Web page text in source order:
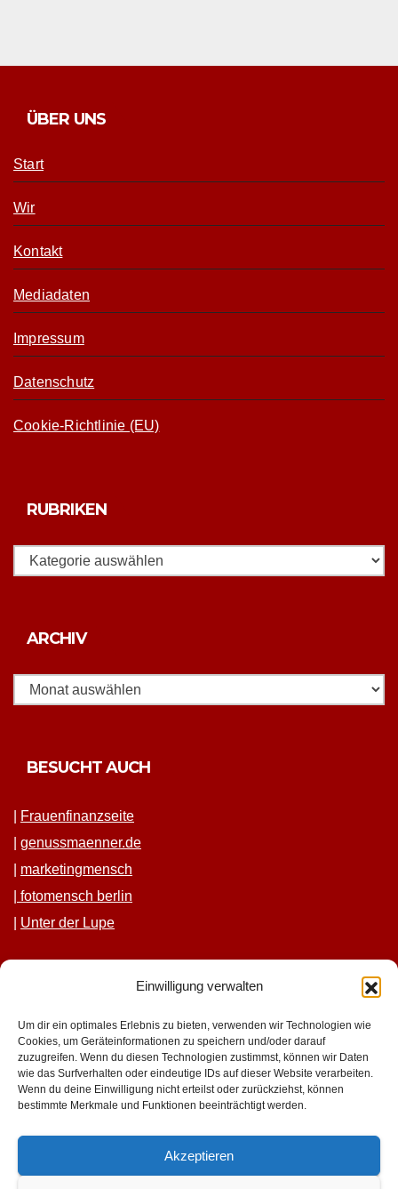
Einwilligung verwalten
Um dir ein optimales Erlebnis zu bieten, verwenden wir Technologien wie
Cookies, um Geräteinformationen zu speichern und/oder darauf
zuzugreifen. Wenn du diesen Technologien zustimmst, können wir Daten
wie das Surfverhalten oder eindeutige IDs auf dieser Website verarbeiten.
Wenn du deine Einwilligung nicht erteilst oder zurückziehst, können
bestimmte Merkmale und Funktionen beeinträchtigt werden.
Akzeptieren
ÜBER UNS
Start
Wir
Kontakt
Mediadaten
Impressum
Datenschutz
Cookie-Richtlinie (EU)
RUBRIKEN
Rubriken
ARCHIV
BESUCHT AUCH
Frauen­fi­nanz­seite
genussmaenner.de
mar­ket­ing­men­sch
fotomen­sch berlin
Unter der Lupe
geniesserinnen.de